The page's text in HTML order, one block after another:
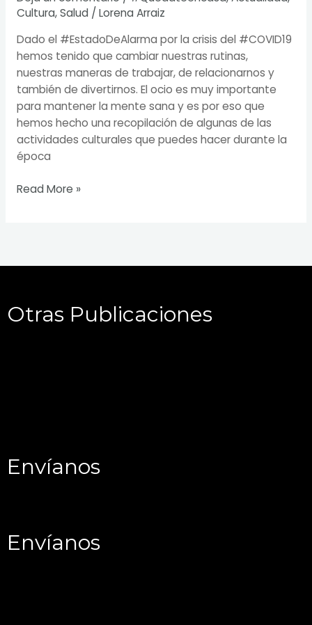
Cultura,Salud / Lorena Arraiz
Dado el #EstadoDeAlarma por la crisis del #COVID19
hemos tenido que cambiar nuestras rutinas,
nuestras maneras de trabajar, de relacionarnos y
también de divertirnos. El ocio es muy importante
para mantener la mente sana y es por eso que
hemos hecho una recopilación de algunas de las
actividades culturales que puedes hacer durante la
época
Read More »
Otras Publicaciones
Envíanos
Envíanos